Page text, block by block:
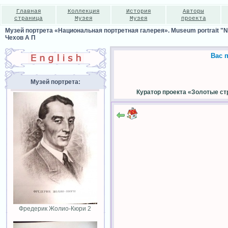
Главная
страница
Коллекция
Музея
История
Музея
Авторы
проекта
Музей портрета «Национальная портретная галерея». Museum portrait
Чехов А П
Музей портрета:
Фредерик Жолио-Кюри 2
Вас
Куратор проекта «Золотые